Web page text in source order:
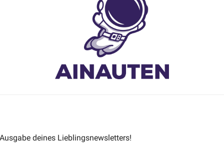
deines Lieblingsnewsletters!